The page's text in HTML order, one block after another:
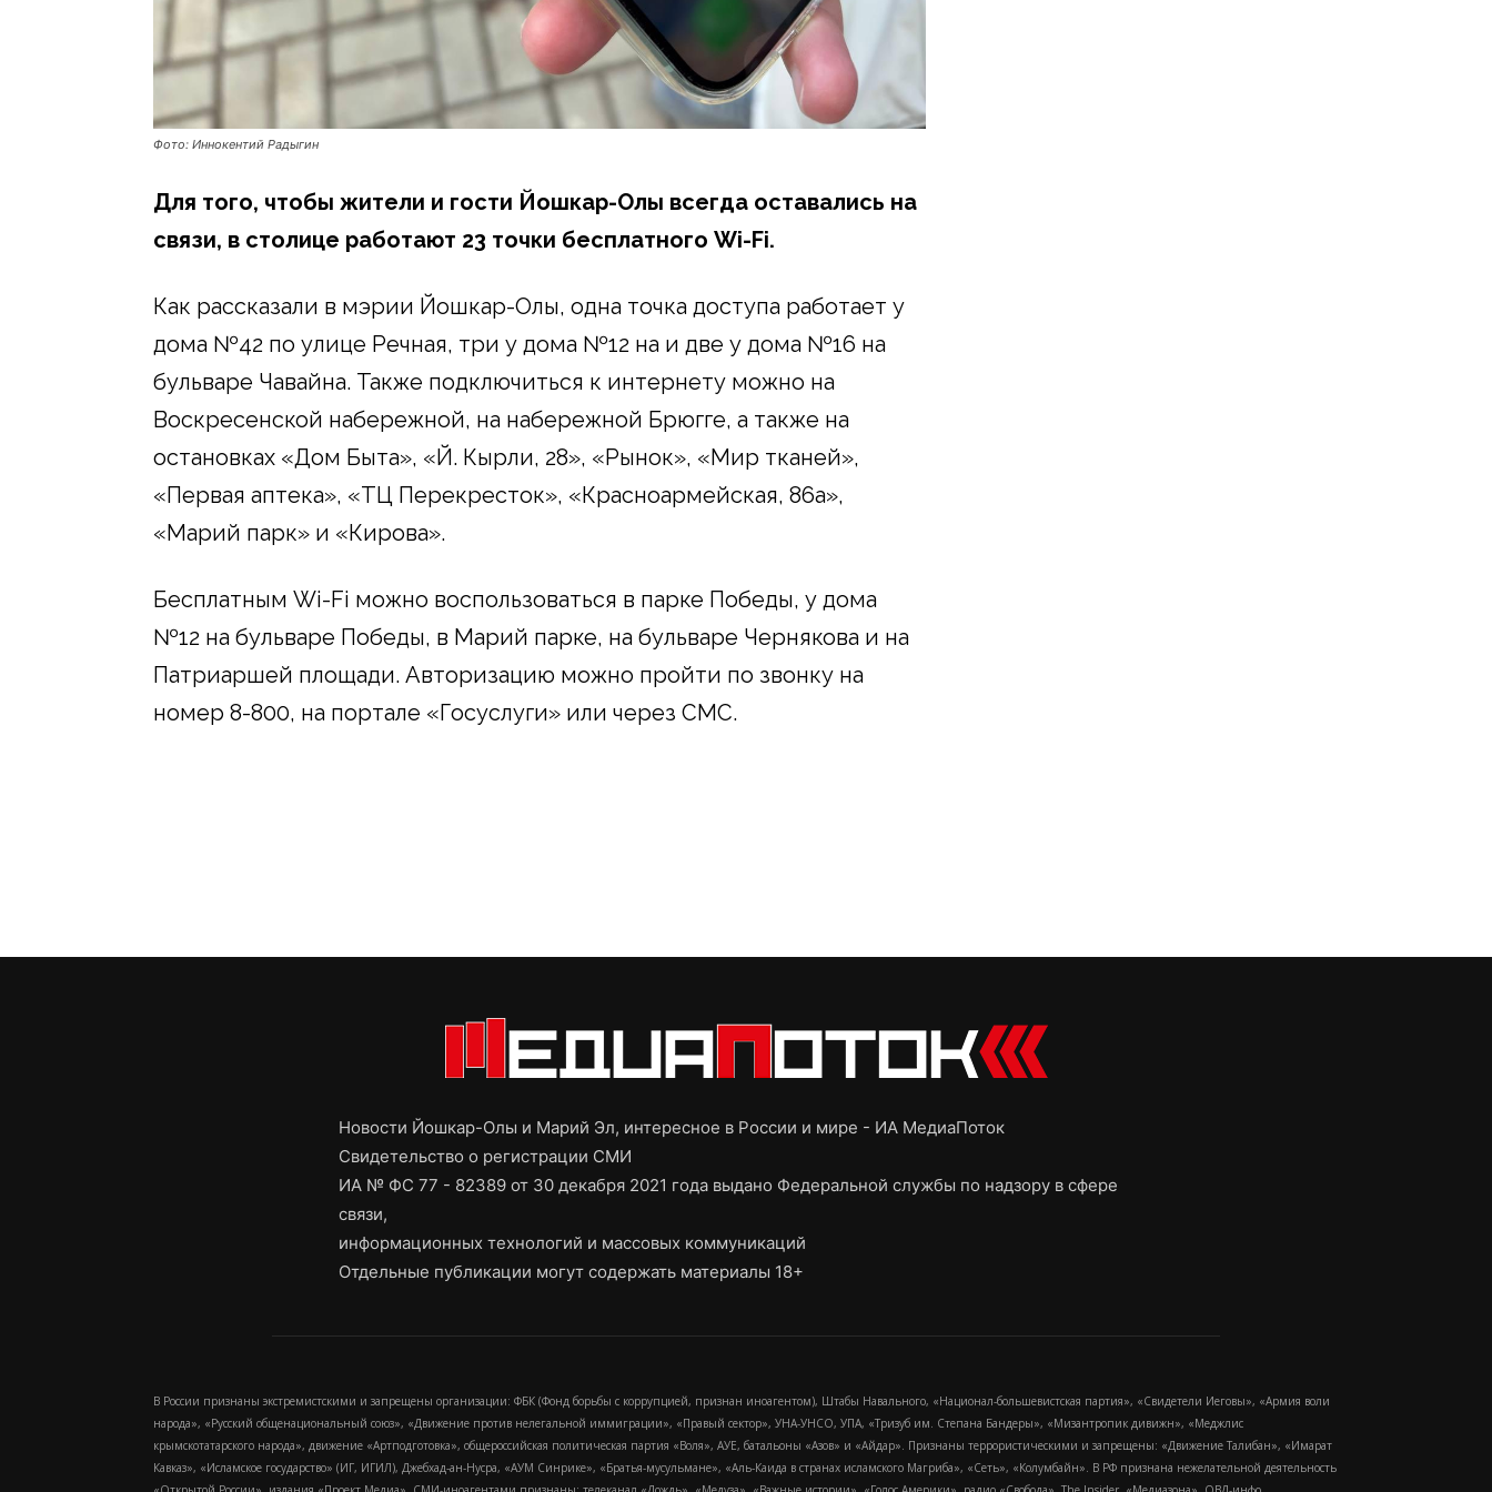
Фото: Иннокентий Радыгин
Для того, чтобы жители и гости Йошкар-Олы всегда оставались на
связи, в столице работают 23 точки бесплатного Wi-Fi.
Как рассказали в мэрии Йошкар-Олы, одна точка доступа работает у
дома №42 по улице Речная, три у дома №12 на и две у дома №16 на
бульваре Чавайна. Также подключиться к интернету можно на
Воскресенской набережной, на набережной Брюгге, а также на
остановках «Дом Быта», «Й. Кырли, 28», «Рынок», «Мир тканей»,
«Первая аптека», «ТЦ Перекресток», «Красноармейская, 86а»,
«Марий парк» и «Кирова».
Бесплатным Wi-Fi можно воспользоваться в парке Победы, у дома
№12 на бульваре Победы, в Марий парке, на бульваре Чернякова и на
Патриаршей площади. Авторизацию можно пройти по звонку на
номер 8-800, на портале «Госуслуги» или через СМС.
Новости Йошкар-Олы и Марий Эл, интересное в России и мире - ИА МедиаПоток
Свидетельство о регистрации СМИ
ИА № ФС 77 - 82389 от 30 декабря 2021 года выдано Федеральной службы по надзору в сфере
связи,
информационных технологий и массовых коммуникаций
Отдельные публикации могут содержать материалы 18+
В России признаны экстремистскими и запрещены организации: ФБК (Фонд борьбы с коррупцией, признан иноагентом), Штабы Навального, «Национал-большевистская партия», «Свидетели Иеговы», «Армия воли
народа», «Русский общенациональный союз», «Движение против нелегальной иммиграции», «Правый сектор», УНА-УНСО, УПА, «Тризуб им. Степана Бандеры», «Мизантропик дивижн», «Меджлис
крымскотатарского народа», движение «Артподготовка», общероссийская политическая партия «Воля», АУЕ, батальоны «Азов» и «Айдар». Признаны террористическими и запрещены: «Движение Талибан», «Имарат
Кавказ», «Исламское государство» (ИГ, ИГИЛ), Джебхад-ан-Нусра, «АУМ Синрике», «Братья-мусульмане», «Аль-Каида в странах исламского Магриба», «Сеть», «Колумбайн». В РФ признана нежелательной деятельность